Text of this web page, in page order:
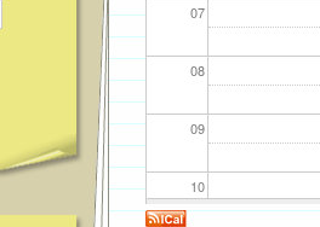
07
08
09
10